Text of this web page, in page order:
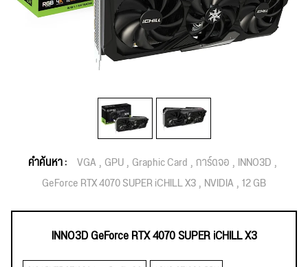
คำค้นหา : VGA GPU Graphic Card การ์ดจอ INNO3D
GeForce RTX 4070 SUPER iCHILL X3 NVIDIA 12 GB
INNO3D GeForce RTX 4070 SUPER iCHILL X3